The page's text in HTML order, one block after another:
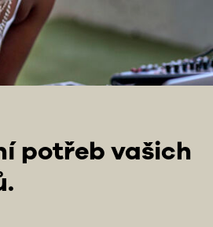
potřeb vašich